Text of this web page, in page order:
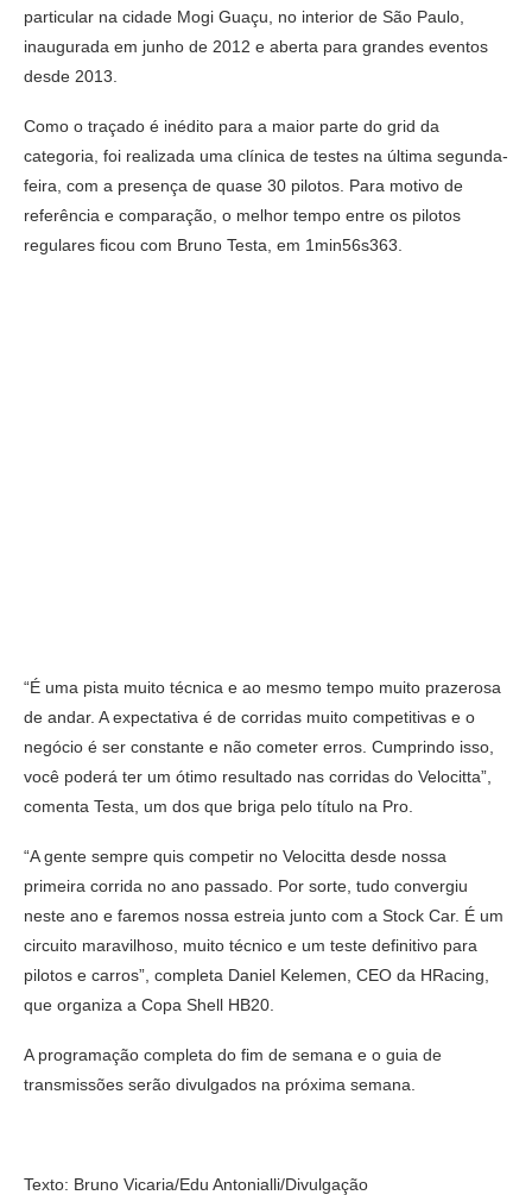
particular na cidade Mogi Guaçu, no interior de São Paulo,
inaugurada em junho de 2012 e aberta para grandes eventos
desde 2013.
Como o traçado é inédito para a maior parte do grid da
categoria, foi realizada uma clínica de testes na última segunda-
feira, com a presença de quase 30 pilotos. Para motivo de
referência e comparação, o melhor tempo entre os pilotos
regulares ficou com Bruno Testa, em 1min56s363.
“É uma pista muito técnica e ao mesmo tempo muito prazerosa
de andar. A expectativa é de corridas muito competitivas e o
negócio é ser constante e não cometer erros. Cumprindo isso,
você poderá ter um ótimo resultado nas corridas do Velocitta”,
comenta Testa, um dos que briga pelo título na Pro.
“A gente sempre quis competir no Velocitta desde nossa
primeira corrida no ano passado. Por sorte, tudo convergiu
neste ano e faremos nossa estreia junto com a Stock Car. É um
circuito maravilhoso, muito técnico e um teste definitivo para
pilotos e carros”, completa Daniel Kelemen, CEO da HRacing,
que organiza a Copa Shell HB20.
A programação completa do fim de semana e o guia de
transmissões serão divulgados na próxima semana.
Texto: Bruno Vicaria/Edu Antonialli/Divulgação